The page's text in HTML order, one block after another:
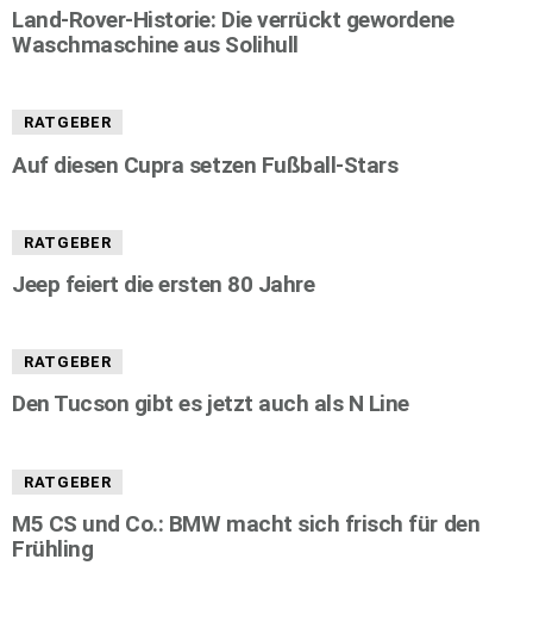
Land-Rover-Historie: Die verrückt gewordene
Waschmaschine aus Solihull
RATGEBER
Auf diesen Cupra setzen Fußball-Stars
RATGEBER
Jeep feiert die ersten 80 Jahre
RATGEBER
Den Tucson gibt es jetzt auch als N Line
RATGEBER
M5 CS und Co.: BMW macht sich frisch für den
Frühling